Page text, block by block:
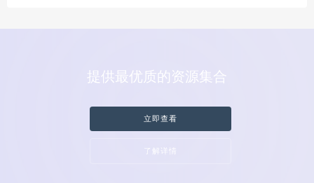
提供最优质的资源集合
立即查看
了解详情